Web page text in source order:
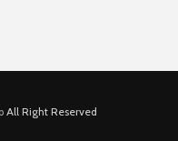
All Right Reserved